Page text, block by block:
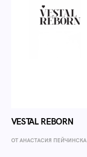
VESTAL REBORN
ОТ AНАСТАСИЯ ПЕЙЧИНСКА